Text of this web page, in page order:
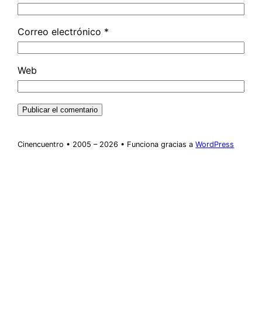
Correo electrónico *
Web
Cinencuentro • 2005 – 2026 • Funciona gracias aWordPress